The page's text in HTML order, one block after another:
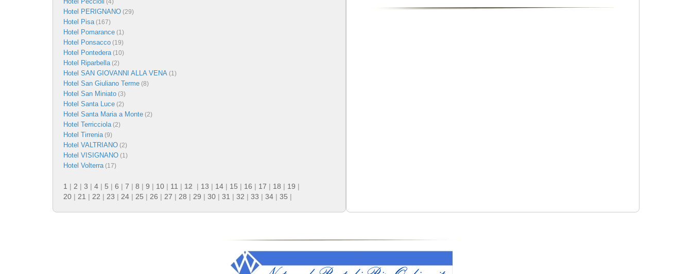
(4)
Hotel PERIGNANO (29)
Hotel Pisa(167)
Hotel Pomarance (1)
Hotel Ponsacco (19)
Hotel Pontedera(10)
Hotel Riparbella(2)
Hotel SAN GIOVANNI ALLA VENA (1)
Hotel San Giuliano Terme (8)
Hotel San Miniato (3)
Hotel Santa Luce (2)
Hotel Santa Maria a Monte (2)
Hotel Terricciola(2)
Hotel Tirrenia(9)
Hotel VALTRIANO (2)
Hotel VISIGNANO (1)
Hotel Volterra(17)
1 | 2 | 3 | 4 | 5 | 6 | 7 | 8 | 9 | 10 | 11 | 12 | 13 | 14 | 15 | 16 | 17 | 18 | 19 |
20 | 21 | 22 | 23 | 24 | 25 | 26 | 27 | 28 | 29 | 30 | 31 | 32 | 33 | 34 | 35 |